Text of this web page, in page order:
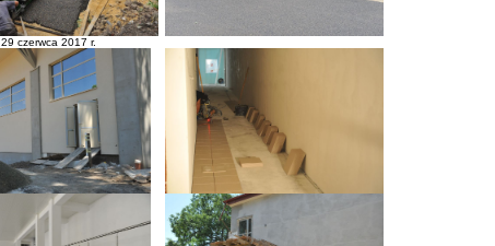
29 czerwca 2017 r.